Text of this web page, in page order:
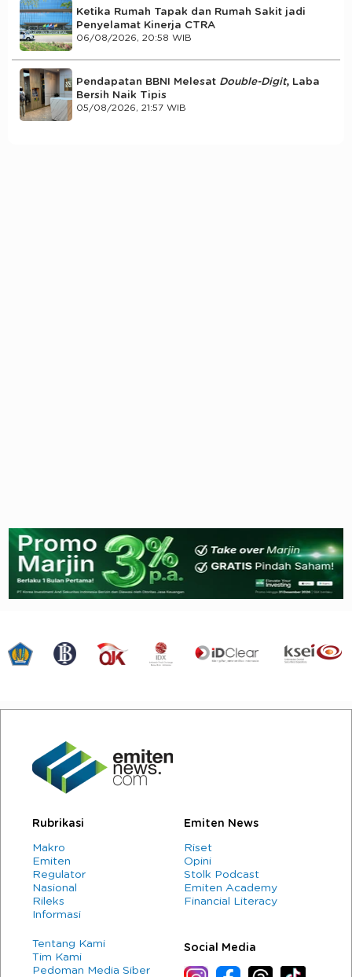
Ketika Rumah Tapak dan Rumah Sakit jadi
Penyelamat Kinerja CTRA
06/08/2026, 20:58 WIB
Pendapatan BBNI Melesat Double-Digit, Laba
Bersih Naik Tipis
05/08/2026, 21:57 WIB
Rubrikasi
Makro
Emiten
Regulator
Nasional
Rileks
Informasi
Emiten News
Riset
Opini
Stolk Podcast
Emiten Academy
Financial Literacy
Tentang Kami
Tim Kami
Pedoman Media Siber
Social Media